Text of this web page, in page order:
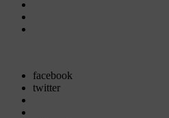
facebook
twitter